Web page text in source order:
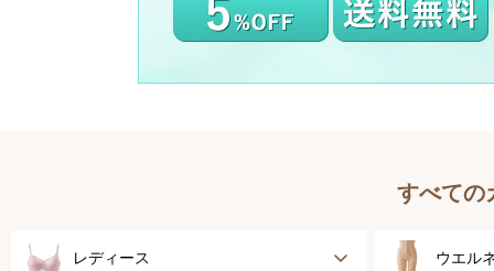
すべての
レディース ウエル